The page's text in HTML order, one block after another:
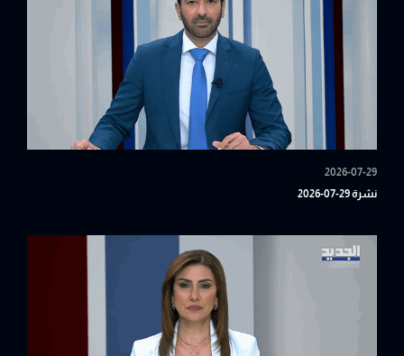
2026-07-29
نشرة 29-07-2026